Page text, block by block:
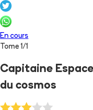
En cours
Tome1/1
Capitaine
du cosmos